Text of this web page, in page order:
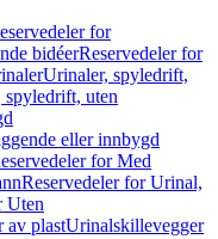
for
bidéerReservedeler for
Urinaler, spyledrift,
spyledrift, uten
eller innbygd
for Med
Reservedeler for Urinal,
Uten
av plastUrinalskillevegger